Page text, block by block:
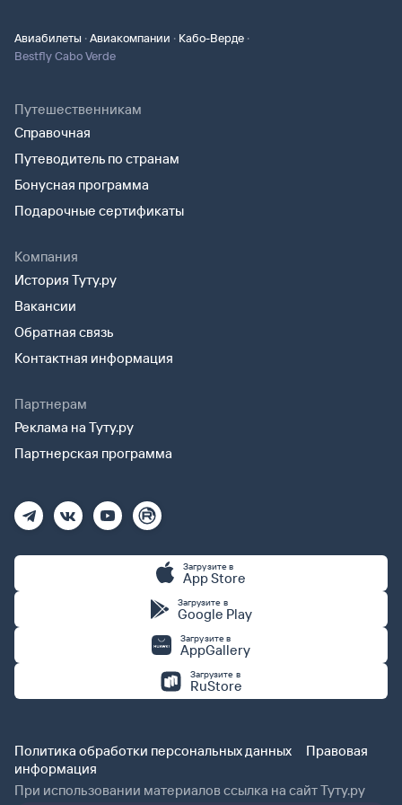
Авиабилеты ·Авиакомпании · Кабо-Верде ·
Bestfly Cabo Verde
Путешественникам
Справочная
Путеводитель по странам
Бонусная программа
Подарочные сертификаты
Компания
История Туту.ру
Вакансии
Обратная связь
Контактная информация
Партнерам
Реклама на Туту.ру
Партнерская программа
Загрузите в
App Store
Загрузите в
Google Play
Загрузите в
AppGallery
Загрузите в
RuStore
Политика обработки персональных данных
Правовая
информация
При использовании материалов ссылка на сайт Туту.ру